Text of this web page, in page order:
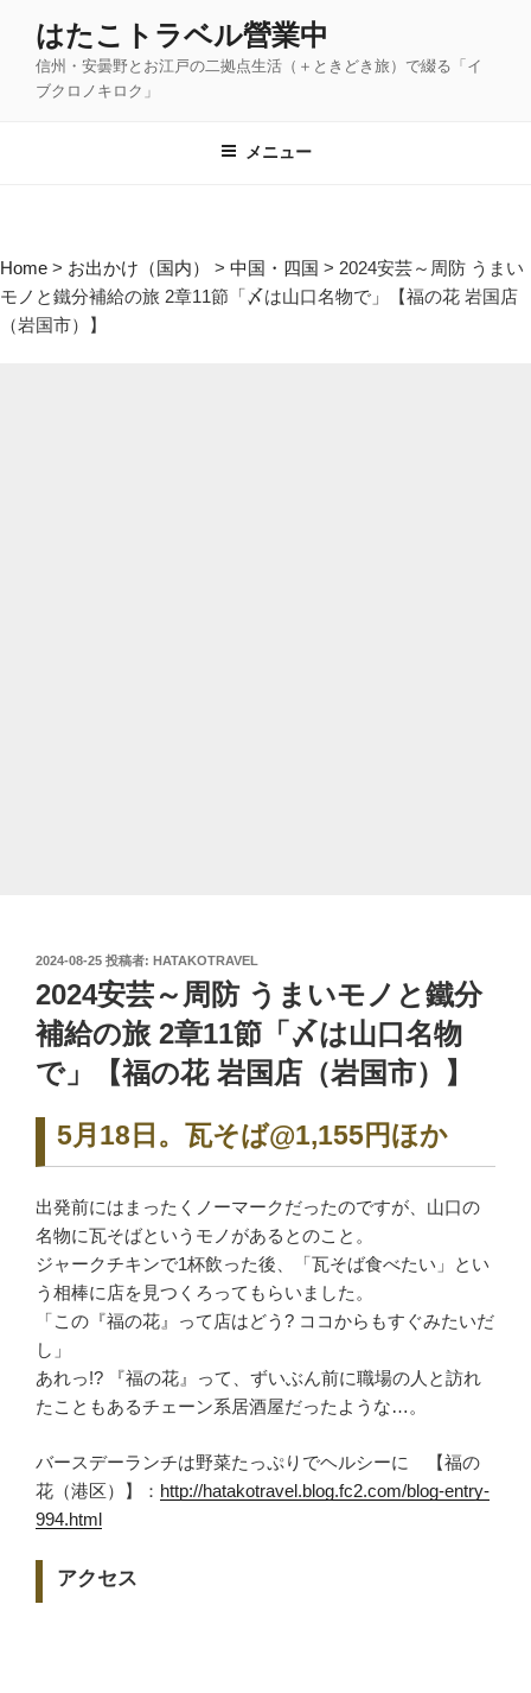
プ
はたこトラベル營業中
信州・安曇野とお江戸の二拠点生活（＋ときどき旅）で綴る「イ
ブクロノキロク」
メニュー
Home > お出かけ（国内） > 中国・四国 > 2024安芸～周防 うまい
モノと鐵分補給の旅 2章11節「〆は山口名物で」【福の花 岩国店
（岩国市）】
投
日:
2024-08-25 投稿者: HATAKOTRAVEL
2024安芸～周防 うまいモノと鐵分
補給の旅 2章11節「〆は山口名物
で」【福の花 岩国店（岩国市）】
5月18日。瓦そば@1,155円ほか
出発前にはまったくノーマークだったのですが、山口の
名物に瓦そばというモノがあるとのこと。
ジャークチキンで1杯飲った後、「瓦そば食べたい」とい
う相棒に店を見つくろってもらいました。
「この『福の花』って店はどう? ココからもすぐみたいだ
し」
あれっ!? 『福の花』って、ずいぶん前に職場の人と訪れ
たこともあるチェーン系居酒屋だったような…。
バースデーランチは野菜たっぷりでヘルシーに 【福の
花（港区）】： http://hatakotravel.blog.fc2.com/blog-entry-
994.html
アクセス